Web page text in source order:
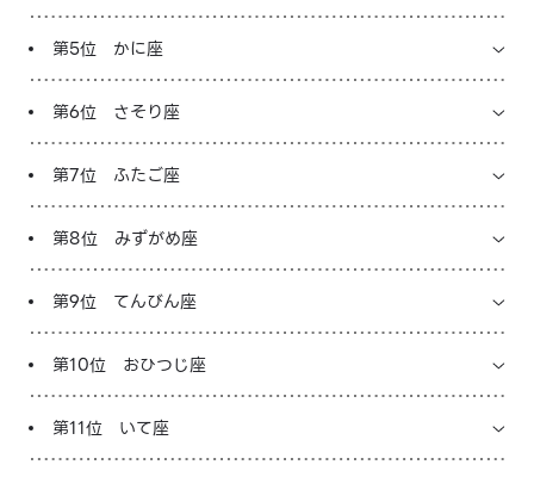
第5位 かに座
第6位 さそり座
第7位 ふたご座
第8位 みずがめ座
第9位 てんびん座
第10位 おひつじ座
第11位 いて座